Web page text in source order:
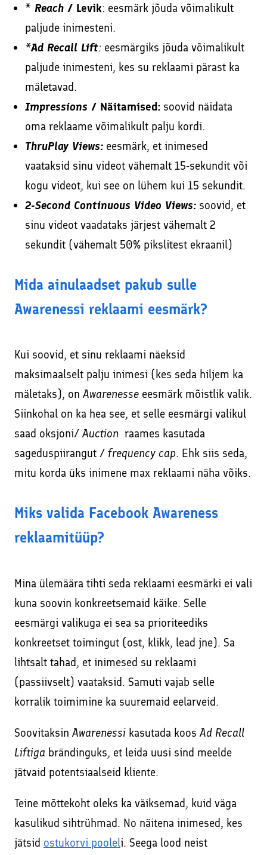
*Reach/ Levik: eesmärk jõuda võimalikult
paljude inimesteni.
*Ad Recall Lift: eesmärgiks jõuda võimalikult
paljude inimesteni, kes su reklaami pärast ka
mäletavad.
Impressions / Näitamised:soovid näidata
oma reklaame võimalikult palju kordi.
ThruPlay Views:eesmärk, et inimesed
vaataksid sinu videot vähemalt 15-sekundit või
kogu videot, kui see on lühem kui 15 sekundit.
2-Second Continuous Video Views:soovid, et
sinu videot vaadataks järjest vähemalt 2
sekundit (vähemalt 50% pikslitest ekraanil)
Mida ainulaadset pakub sulle
Awarenessi reklaami eesmärk?
Kui soovid, et sinu reklaami näeksid
maksimaalselt palju inimesi (kes seda hiljem ka
mäletaks), onAwarenesseeesmärk mõistlik valik.
Siinkohal on ka hea see, et selle eesmärgi valikul
saad oksjoni/Auction raames kasutada
sageduspiirangut / frequency cap. Ehk siis seda,
mitu korda üks inimene max reklaami näha võiks.
Miks valida Facebook Awareness
reklaamitüüp?
Mina ülemäära tihti seda reklaami eesmärki ei vali
kuna soovin konkreetsemaid käike. Selle
eesmärgi valikuga ei sea sa prioriteediks
konkreetset toimingut (ost, klikk, lead jne). Sa
lihtsalt tahad, et inimesed su reklaami
(passiivselt) vaataksid. Samuti vajab selle
korralik toimimine ka suuremaid eelarveid.
SoovitaksinAwarenessikasutada koosAd Recall
Liftiga brändinguks, et leida uusi sind meelde
jätvaid potentsiaalseid kliente.
Teine mõttekoht oleks ka väiksemad, kuid väga
kasulikud sihtrühmad. No näitena inimesed, kes
jätsid ostukorvi pooleli. Seega lood neist